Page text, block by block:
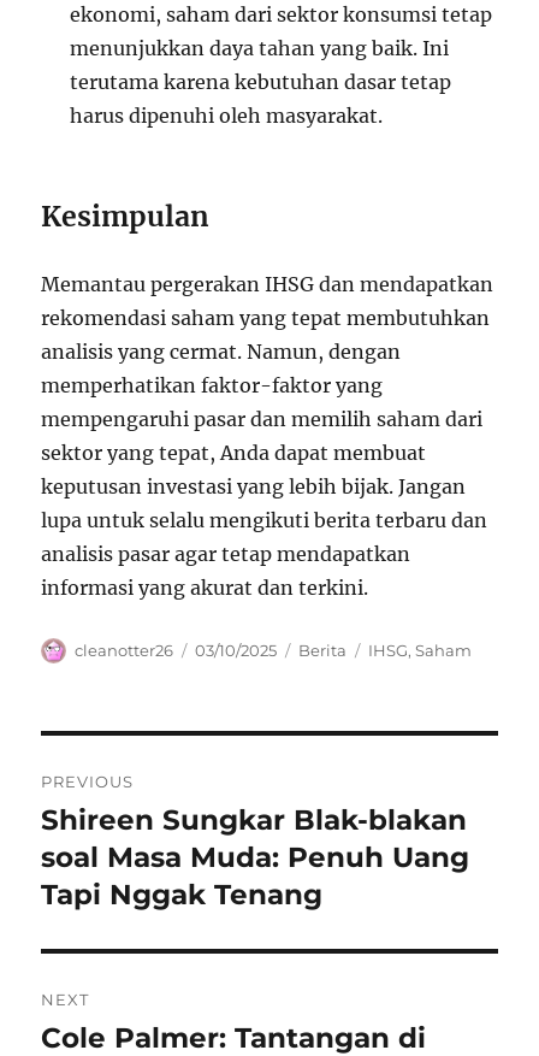
ekonomi, saham dari sektor konsumsi tetap
menunjukkan daya tahan yang baik. Ini
terutama karena kebutuhan dasar tetap
harus dipenuhi oleh masyarakat.
Kesimpulan
Memantau pergerakan IHSG dan mendapatkan
rekomendasi saham yang tepat membutuhkan
analisis yang cermat. Namun, dengan
memperhatikan faktor-faktor yang
mempengaruhi pasar dan memilih saham dari
sektor yang tepat, Anda dapat membuat
keputusan investasi yang lebih bijak. Jangan
lupa untuk selalu mengikuti berita terbaru dan
analisis pasar agar tetap mendapatkan
informasi yang akurat dan terkini.
Author
cleanotter26
Posted
03/10/2025 Categories
Berita Tags
IHSG,Saham
pos
PREVIOUS
Previous
post:
Shireen Sungkar Blak-blakan
soal Masa Muda: Penuh Uang
Tapi Nggak Tenang
NEXT
Next
Cole Palmer: Tantangan di